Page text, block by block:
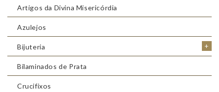
Artigos da Divina Misericórdia
Azulejos
+
Bijuteria
Bilaminados de Prata
Crucifixos